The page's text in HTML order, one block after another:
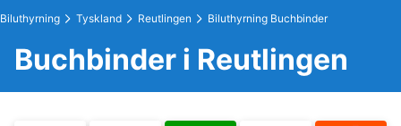
Biluthyrning Tyskland Reutlingen Biluthyrning Buchbinder
Buchbinder i Reutlingen